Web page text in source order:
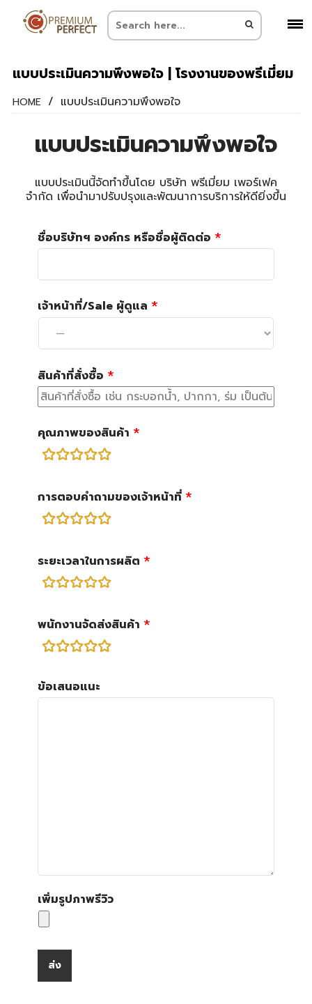
แบบประเมินความพึงพอใจ | โรงงานของพรีเมี่ยม
HOME / แบบประเมินความพึงพอใจ
แบบประเมินความพึงพอใจ
แบบประเมินนี้จัดทำขึ้นโดย บริษัท พรีเมี่ยม เพอร์เฟค
จำกัด เพื่อนำมาปรับปรุงและพัฒนาการบริการให้ดียิ่งขึ้น
ชื่อบริษัทฯ องค์กร หรือชื่อผู้ติดต่อ
เจ้าหน้าที่/Sale ผู้ดูแล
สินค้าที่สั่งซื้อ
คุณภาพของสินค้า
rating
การตอบคำถามของเจ้าหน้าที่
rating
ระยะเวลาในการผลิต
rating
พนักงานจัดส่งสินค้า
rating
ข้อเสนอแนะ
เพิ่มรูปภาพรีวิว